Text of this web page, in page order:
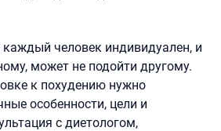
человек индивидуален, и
может не подойти другому.
к похудению нужно
особенности, цели и
с диетологом,